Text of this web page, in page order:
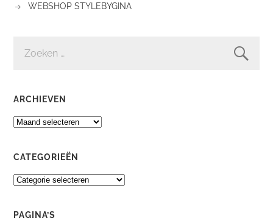
WEBSHOP STYLEBYGINA
NAAR:
ARCHIEVEN
ARCHIEVEN
CATEGORIEËN
CATEGORIEËN
PAGINA’S